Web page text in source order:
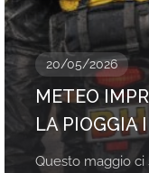
20/05/2026
METEO
LA PIOGGIA
Questo maggio